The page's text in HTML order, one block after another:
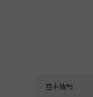
基本情報